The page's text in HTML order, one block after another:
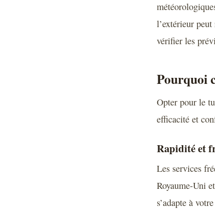
l’extérieur
vérifier les
Pourquoi
Opter pour le
efficacité et
Rapidité et
Les services
Royaume-Uni
s’adapte à